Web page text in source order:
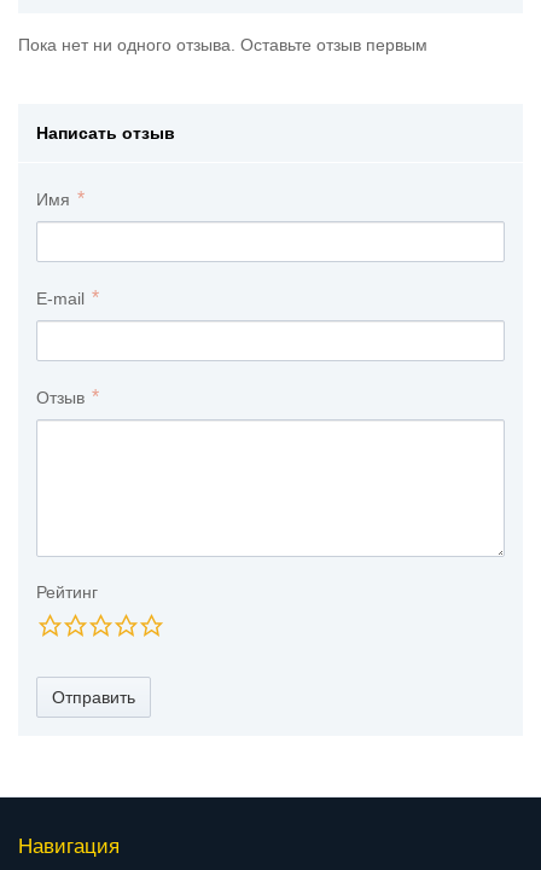
Пока нет ни одного отзыва. Оставьте отзыв первым
Написать отзыв
Имя
E-mail
Отзыв
Рейтинг
Отправить
Навигация